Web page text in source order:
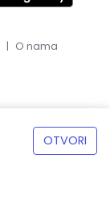
OTVORI
| O nama